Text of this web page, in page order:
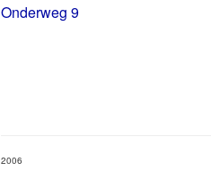
Onderweg 9
2006